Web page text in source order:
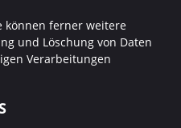
können ferner weitere
und Löschung von Daten
Verarbeitungen